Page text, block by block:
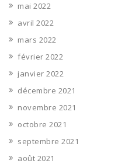
mai 2022
avril 2022
mars 2022
février 2022
janvier 2022
décembre 2021
novembre 2021
octobre 2021
septembre 2021
août 2021